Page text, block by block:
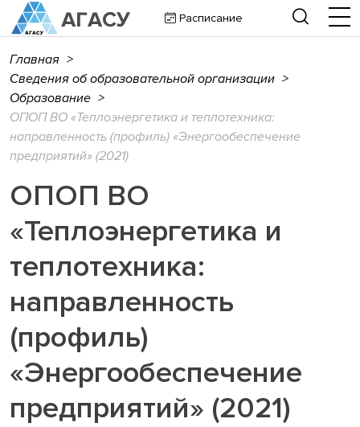
Расписание
Главная >
Сведения об образовательной организации >
Образование >
ОПОП ВО «Теплоэнергетика и теплотехника:
направленность (профиль) «Энергообеспечение
предприятий» (2021)
ОПОП ВО
«Теплоэнергетика и
теплотехника:
направленность
(профиль)
«Энергообеспечение
предприятий» (2021)